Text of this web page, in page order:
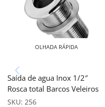
OLHADA RÁPIDA
Saída de agua Inox 1/2″
Rosca total Barcos Veleiros
SKU: 256